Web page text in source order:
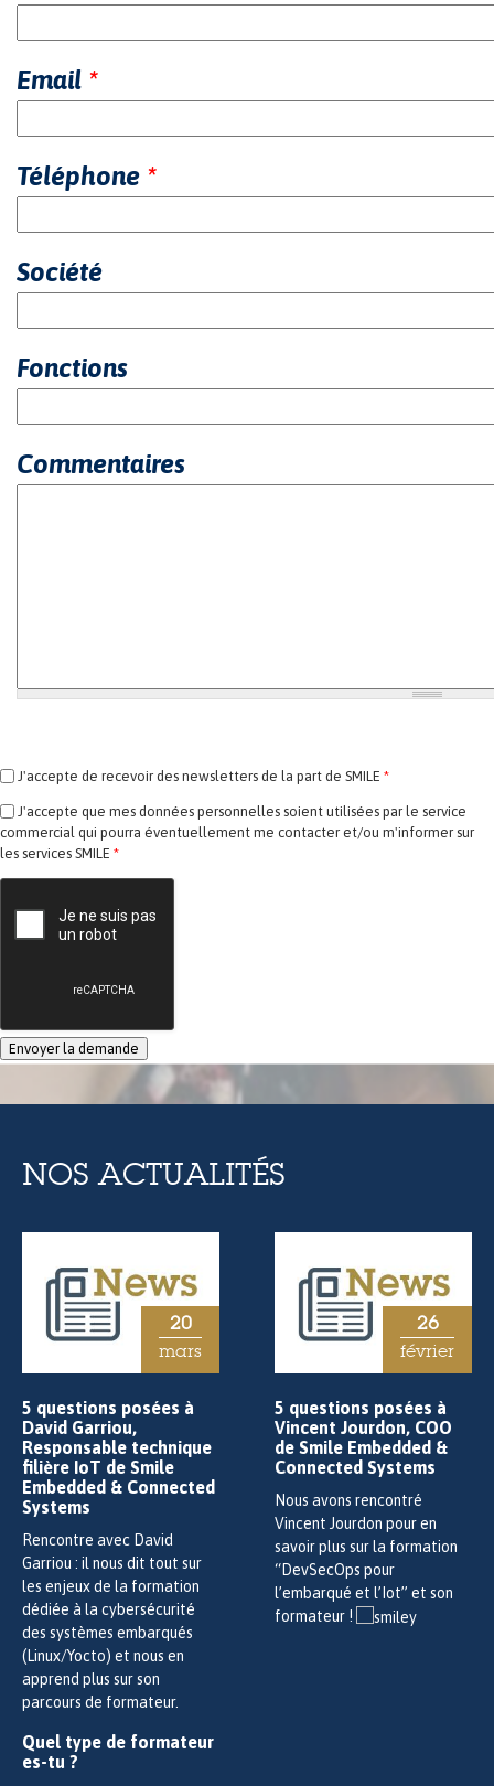
Email *
Téléphone *
Société
Fonctions
Commentaires
J'accepte de recevoir des newsletters de la part de SMILE *
J'accepte que mes données personnelles soient utilisées par le service
commercial qui pourra éventuellement me contacter et/ou m'informer sur
les services SMILE *
NOS ACTUALITÉS
20
mars
5 questions posées à
David Garriou,
Responsable technique
filière IoT de Smile
Embedded & Connected
Systems
Rencontre avec David
Garriou : il nous dit tout sur
les enjeux de la formation
dédiée à la cybersécurité
des systèmes embarqués
(Linux/Yocto) et nous en
apprend plus sur son
parcours de formateur.
Quel type de formateur
es-tu ?
26
février
5 questions posées à
Vincent Jourdon, COO
de Smile Embedded &
Connected Systems
Nous avons rencontré
Vincent Jourdon pour en
savoir plus sur la formation
“DevSecOps pour
l’embarqué et l’Iot” et son
formateur !